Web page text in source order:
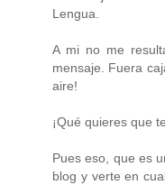
Lengua.
A mi no me
mensaje. Fuera
aire!
¡Qué quieres que
Pues eso, que es
blog y verte en